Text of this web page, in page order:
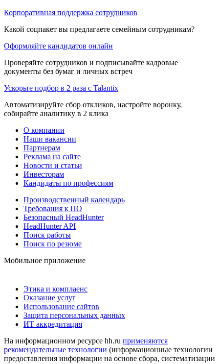
Корпоративная поддержка сотрудников
Какой соцпакет вы предлагаете семейным сотрудникам?
Оформляйте кандидатов онлайн
Проверяйте сотрудников и подписывайте кадровые
документы без бумаг и личных встреч
Ускорьте подбор в 2 раза с Talantix
Автоматизируйте сбор откликов, настройте воронку,
собирайте аналитику в 2 клика
О компании
Наши вакансии
Партнерам
Реклама на сайте
Новости и статьи
Инвесторам
Кандидаты по профессиям
Производственный календарь
Требования к ПО
Безопасный HeadHunter
HeadHunter API
Поиск работы
Поиск по резюме
Мобильное приложение
Этика и комплаенс
Оказание услуг
Использование сайтов
Защита персональных данных
ИТ аккредитация
На информационном ресурсе hh.ru применяются
рекомендательные технологии (информационные технологии
предоставления информации на основе сбора, систематизации